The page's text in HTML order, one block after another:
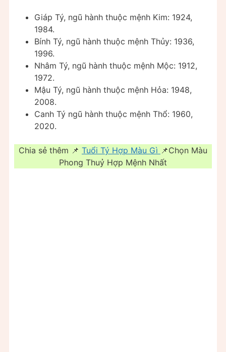
Giáp Tý, ngũ hành thuộc mệnh Kim: 1924,
1984.
Bính Tý, ngũ hành thuộc mệnh Thủy: 1936,
1996.
Nhâm Tý, ngũ hành thuộc mệnh Mộc: 1912,
1972.
Mậu Tý, ngũ hành thuộc mệnh Hỏa: 1948,
2008.
Canh Tý ngũ hành thuộc mệnh Thổ: 1960,
2020.
Chia sẻ thêm 📌 Tuổi Tý Hợp Màu Gì 📌Chọn Màu
Phong Thuỷ Hợp Mệnh Nhất